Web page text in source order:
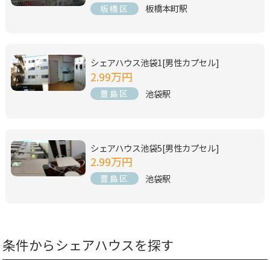
板橋区 板橋本町駅
シェアハウス池袋1[男性カプセル]
2.99万円
豊島区 池袋駅
シェアハウス池袋5[男性カプセル]
2.99万円
豊島区 池袋駅
条件からシェアハウスを探す